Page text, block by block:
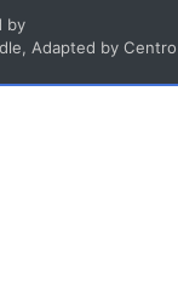
by
Adapted by Centro